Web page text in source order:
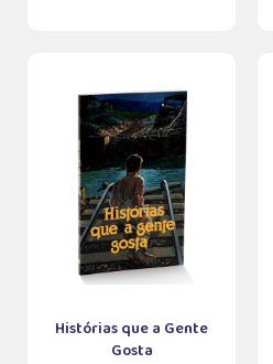
Histórias que a Gente
Gosta